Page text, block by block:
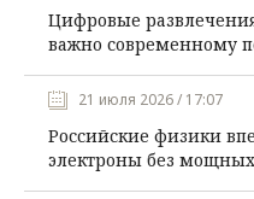
Цифровые
важно современному
21 июля 2026 / 17:07
Российские физики
электроны без